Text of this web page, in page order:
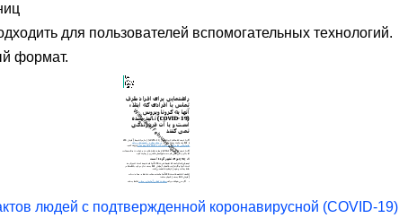
для пользователей вспомогательных технологий.
формат.
людей с подтвержденной коронавирусной (COVID-19)